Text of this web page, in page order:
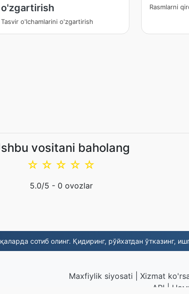
o'zgartirish
Tasvir o'lchamlarini o'zgartirish
Rasmlarni
vositani baholang
☆
☆
☆
☆
☆
5.0/5 - 0 ovozlar
сотиб олинг. Қидиринг, рўйхатдан ўтказинг,
Maxfiylik siyosati Xizmat
API |